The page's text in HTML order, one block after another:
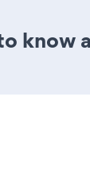
know